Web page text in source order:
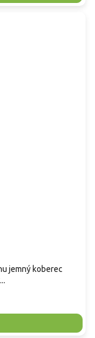
jemný koberec